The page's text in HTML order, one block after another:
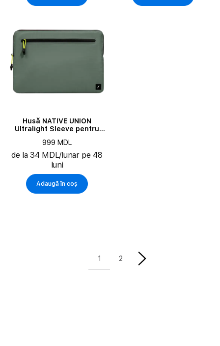
Husă NATIVE UNION
Ultralight Sleeve pentru
999 MDL
de la 34 MDL/lunar pe 48
luni
Adaugă în coș
1 2